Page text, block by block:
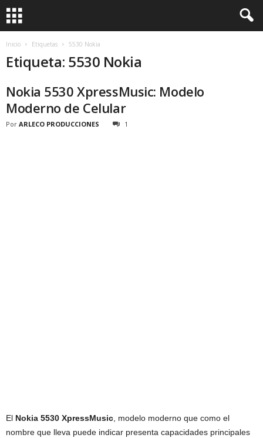
Inicio Etiquetas 5530 Nokia
Etiqueta: 5530 Nokia
Nokia 5530 XpressMusic: Modelo
Moderno de Celular
Por ARLECO PRODUCCIONES 1
El Nokia 5530 XpressMusic , modelo moderno que como el
nombre que lleva puede indicar presenta capacidades principales